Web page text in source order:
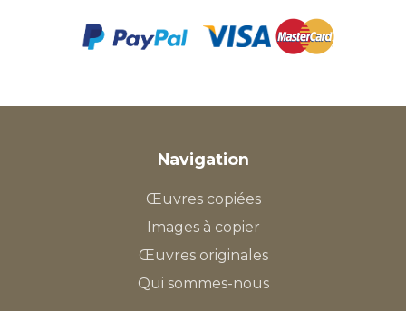
Navigation
Œuvres copiées
Images à copier
Œuvres originales
Qui sommes-nous